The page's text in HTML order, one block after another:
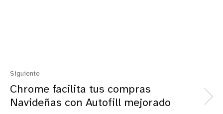
Siguiente
Chrome facilita tus compras
Navideñas con Autofill mejorado